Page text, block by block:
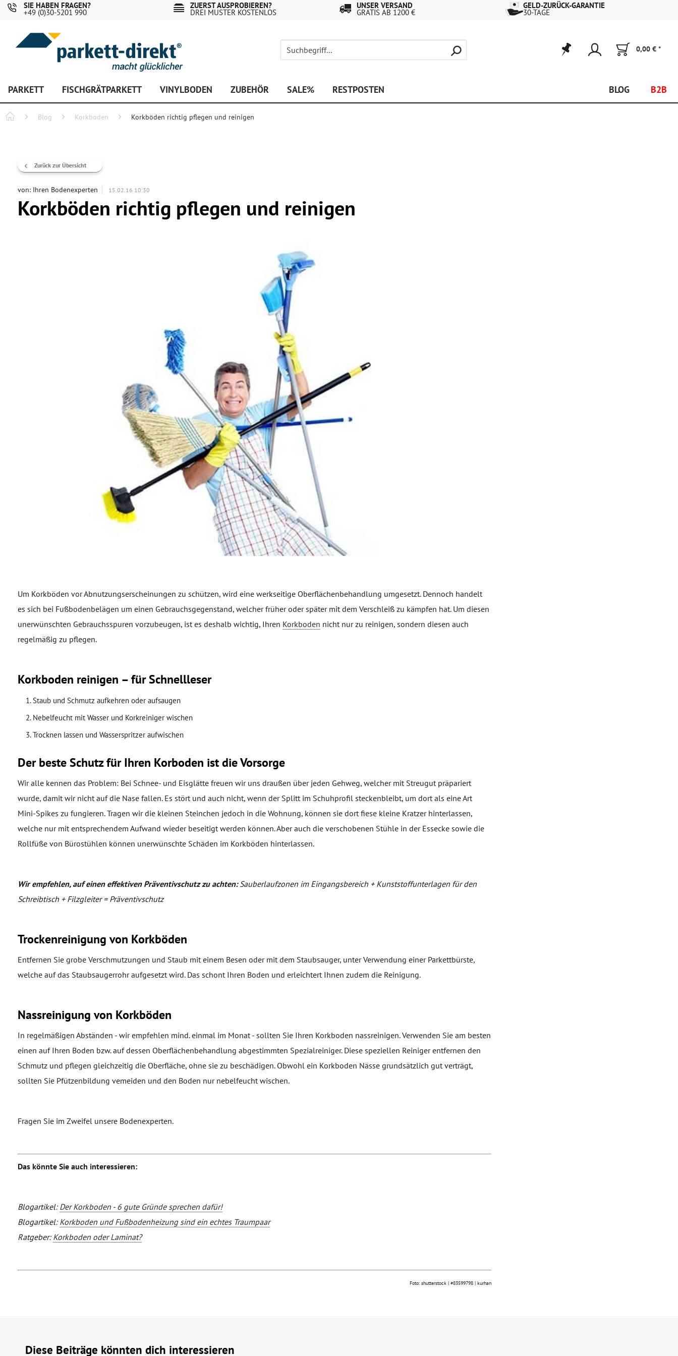
SIE HABEN FRAGEN?
+49 (0)30-5201 990
ZUERST AUSPROBIEREN?
DREI MUSTER KOSTENLOS
UNSER VERSAND
GRATIS AB 1200 €
GELD-ZURÜCK-GARANTIE
30-TAGE
0,00 € *
PARKETT FISCHGRÄTPARKETT VINYLBODEN ZUBEHÖR SALE% RESTPOSTEN BLOG B2B
Blog Korkboden Korkböden richtig pflegen und reinigen
Zurück zur Übersicht
Korkböden richtig pflegen und reinigen
von: Ihren Bodenexperten 15.02.16 10:30
Um Korkböden vor Abnutzungserscheinungen zu schützen, wird eine werkseitige Oberflächenbehandlung umgesetzt. Dennoch handelt
es sich bei Fußbodenbelägen um einen Gebrauchsgegenstand, welcher früher oder später mit dem Verschleiß zu kämpfen hat. Um diesen
unerwünschten Gebrauchsspuren vorzubeugen, ist es deshalb wichtig, Ihren Korkboden nicht nur zu reinigen, sondern diesen auch
regelmäßig zu pflegen.
Korkboden reinigen – für Schnellleser
Staub und Schmutz aufkehren oder aufsaugen
Nebelfeucht mit Wasser und Korkreiniger wischen
Trocknen lassen und Wasserspritzer aufwischen
Der beste Schutz für Ihren Korboden ist die Vorsorge
Wir alle kennen das Problem: Bei Schnee- und Eisglätte freuen wir uns draußen über jeden Gehweg, welcher mit Streugut präpariert
wurde, damit wir nicht auf die Nase fallen. Es stört und auch nicht, wenn der Splitt im Schuhprofil steckenbleibt, um dort als eine Art
Mini-Spikes zu fungieren. Tragen wir die kleinen Steinchen jedoch in die Wohnung, können sie dort fiese kleine Kratzer hinterlassen,
welche nur mit entsprechendem Aufwand wieder beseitigt werden können. Aber auch die verschobenen Stühle in der Essecke sowie die
Rollfüße von Bürostühlen können unerwünschte Schäden im Korkböden hinterlassen.
Wir empfehlen, auf einen effektiven Präventivschutz zu achten:Sauberlaufzonen im Eingangsbereich + Kunststoffunterlagen für den
Schreibtisch + Filzgleiter = Präventivschutz
Trockenreinigung von Korkböden
Entfernen Sie grobe Verschmutzungen und Staub mit einem Besen oder mit dem Staubsauger, unter Verwendung einer Parkettbürste,
welche auf das Staubsaugerrohr aufgesetzt wird. Das schont Ihren Boden und erleichtert Ihnen zudem die Reinigung.
Nassreinigung von Korkböden
In regelmäßigen Abständen - wir empfehlen mind. einmal im Monat - sollten Sie Ihren Korkboden nassreinigen. Verwenden Sie am besten
einen auf Ihren Boden bzw. auf dessen Oberflächenbehandlung abgestimmten Spezialreiniger. Diese speziellen Reiniger entfernen den
Schmutz und pflegen gleichzeitig die Oberfläche, ohne sie zu beschädigen. Obwohl ein Korkboden Nässe grundsätzlich gut verträgt,
sollten Sie Pfützenbildung vemeiden und den Boden nur nebelfeucht wischen.
Fragen Sie im Zweifel unsere Bodenexperten.
Das könnte Sie auch interessieren:
Blogartikel: Der Korkboden - 6 gute Gründe sprechen dafür!
Blogartikel: Korkboden und Fußbodenheizung sind ein echtes Traumpaar
Ratgeber: Korkboden oder Laminat?
Foto: shutterstock | #83599798 | kurhan
Diese Beiträge könnten dich interessieren